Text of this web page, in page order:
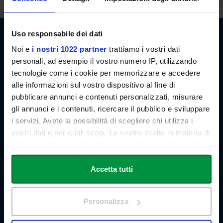
Uso responsabile dei dati
Noi e i nostri 1022 partner trattiamo i vostri dati
personali, ad esempio il vostro numero IP, utilizzando
tecnologie come i cookie per memorizzare e accedere
alle informazioni sul vostro dispositivo al fine di
pubblicare annunci e contenuti personalizzati, misurare
gli annunci e i contenuti, ricercare il pubblico e sviluppare
i servizi. Avete la possibilità di scegliere chi utilizza i
vostri dati e per quali scopi. Le vostre scelte in materia di
in cui avete effettuato le vostre scelte. È possibile
modificare o revocare il proprio consenso in qualsiasi
momento dalla Dichiarazione sui cookie o facendo clic
Con il tuo consenso, vorremmo anche:
Accetta tutti
Personalizza
Link Campus University
Via del Casale di San Pio V, 44
00165 Roma - Italia
P. IVA: 11933781004
Email:info@unilink.it
Tel:+39 06 3400 6000
SHORTCUTS
Chi siamo
Le Sedi
Statuto e Regolamenti